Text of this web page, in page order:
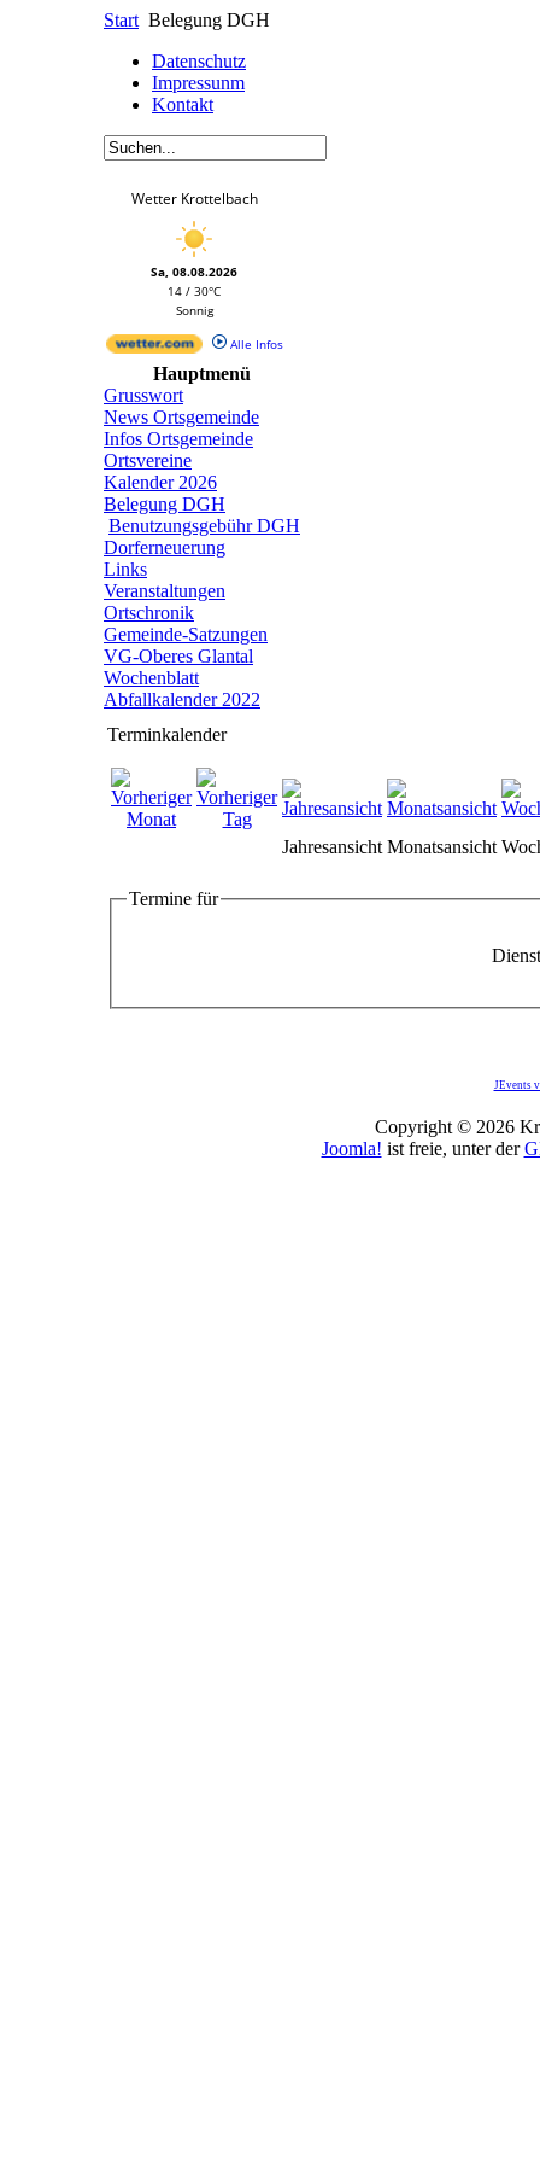
Start Belegung DGH
Datenschutz
Impressunm
Kontakt
Wetter Krottelbach
Sa, 08.08.2026
14 / 30°C
Sonnig
Alle Infos
Hauptmenü
Grusswort
News Ortsgemeinde
Infos Ortsgemeinde
Ortsvereine
Kalender 2026
Belegung DGH
Benutzungsgebühr DGH
Dorferneuerung
Links
Veranstaltungen
Ortschronik
Gemeinde-Satzungen
VG-Oberes Glantal
Wochenblatt
Abfallkalender 2022
Terminkalender
Jahresansicht Monatsansicht
Termine für
JEvents
Copyright © 2026
Joomla! ist freie, unter der